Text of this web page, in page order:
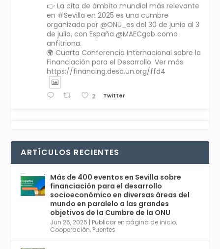
👉 La cita de ámbito mundial más relevante
en #Sevilla en 2025 es una cumbre
organizada por @ONU_es del 30 de junio al 3
de julio, con España @MAECgob como
anfitriona.
🌍 Cuarta Conferencia Internacional sobre la
Financiación para el Desarrollo. Ver más:
https://financing.desa.un.org/ffd4
2 Twitter
r
comienza en Sevilla este lunes 2 con la
Conferencia Internacional sobre Catálisis, y
con el Congreso de Parasitología. Del día 3 al
6, Congreso de Metodología de Ciencias
Sociales y la Salud; y los días 5 y 6 Jornadas
de Economía Industrial.
4
1 2 Twitter
ARTÍCULOS RECIENTES
Más de 400 eventos en Sevilla sobre
financiación para el desarrollo
socioeconómico en diversas áreas del
mundo en paralelo a las grandes
objetivos de la Cumbre de la ONU
Jun 25, 2025 | Publicar en página de inicio,
Cooperación, Puentes